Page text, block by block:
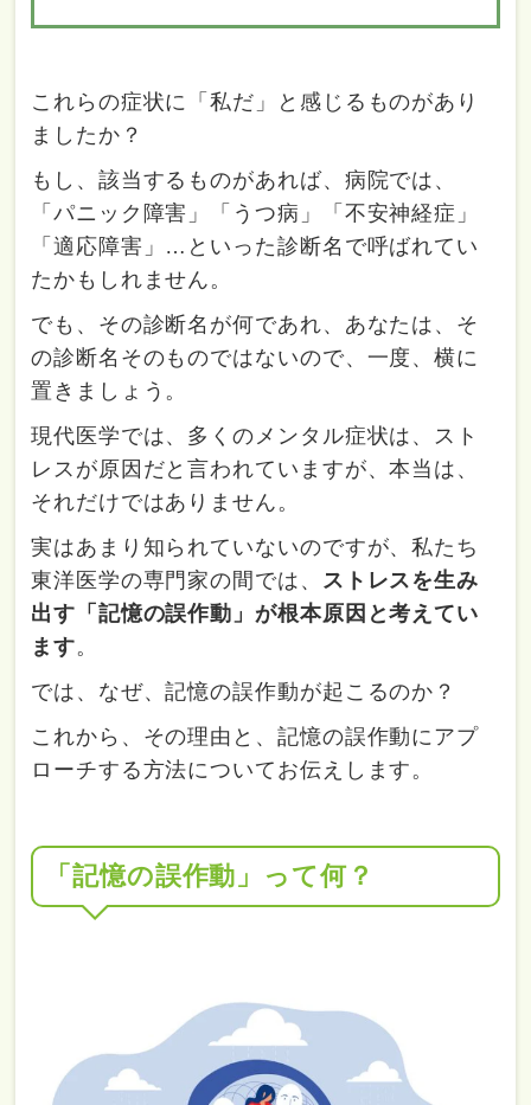
これらの症状に「私だ」と感じるものがあり
ましたか？
もし、該当するものがあれば、病院では、
「パニック障害」「うつ病」「不安神経症」
「適応障害」…といった診断名で呼ばれてい
たかもしれません。
でも、その診断名が何であれ、あなたは、そ
の診断名そのものではないので、一度、横に
置きましょう。
現代医学では、多くのメンタル症状は、スト
レスが原因だと言われていますが、本当は、
それだけではありません。
実はあまり知られていないのですが、私たち
東洋医学の専門家の間では、
ストレスを生み
出す「記憶の誤作動」が根本原因と考えてい
ます。
では、なぜ、記憶の誤作動が起こるのか？
これから、その理由と、記憶の誤作動にアプ
ローチする方法についてお伝えします。
「記憶の誤作動」って何？